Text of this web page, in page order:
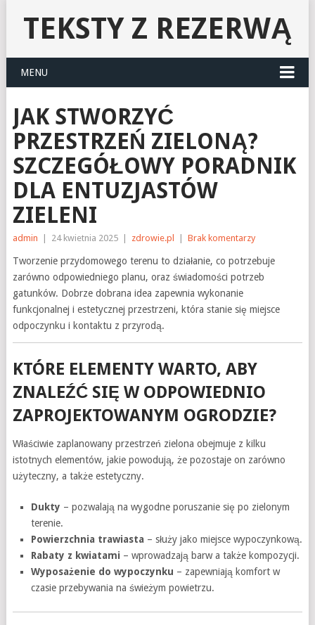
TEKSTY Z REZERWĄ
MENU
JAK STWORZYĆ
PRZESTRZEŃ ZIELONĄ?
SZCZEGÓŁOWY PORADNIK
DLA ENTUZJASTÓW
ZIELENI
admin 24 kwietnia 2025 zdrowie.pl Brak komentarzy
Tworzenie przydomowego terenu to działanie, co potrzebuje
zarówno odpowiedniego planu, oraz świadomości potrzeb
gatunków. Dobrze dobrana idea zapewnia wykonanie
funkcjonalnej i estetycznej przestrzeni, która stanie się miejsce
odpoczynku i kontaktu z przyrodą.
KTÓRE ELEMENTY WARTO, ABY
ZNALEŹĆ SIĘ W ODPOWIEDNIO
ZAPROJEKTOWANYM OGRODZIE?
Właściwie zaplanowany przestrzeń zielona obejmuje z kilku
istotnych elementów, jakie powodują, że pozostaje on zarówno
użyteczny, a także estetyczny.
Dukty – pozwalają na wygodne poruszanie się po zielonym
terenie.
Powierzchnia trawiasta – służy jako miejsce wypoczynkową.
Rabaty z kwiatami – wprowadzają barw a także kompozycji.
Wyposażenie do wypoczynku – zapewniają komfort w
czasie przebywania na świeżym powietrzu.